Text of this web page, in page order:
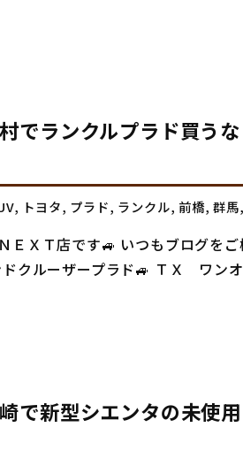
でランクルプラド買うな
, トヨタ, プラド, ランクル, 前橋,群馬,
ＥＸＴ店です🚙 いつもブログを
ドクルーザープラド🚙 ＴＸ ワン
で新型シエンタの未使用